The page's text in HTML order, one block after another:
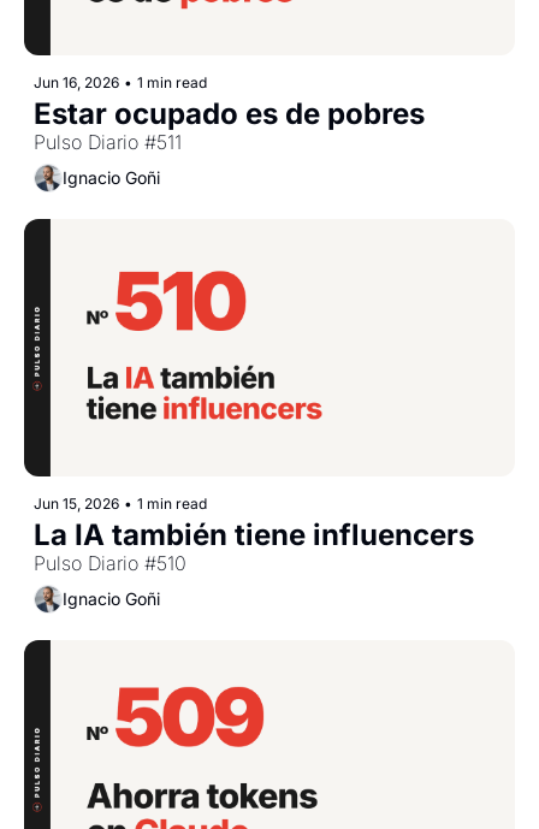
Jun 16, 2026 • 1 min read
Estar ocupado es de pobres
Pulso Diario #511
Ignacio Goñi
Jun 15, 2026 • 1 min read
La IA también tiene influencers
Pulso Diario #510
Ignacio Goñi